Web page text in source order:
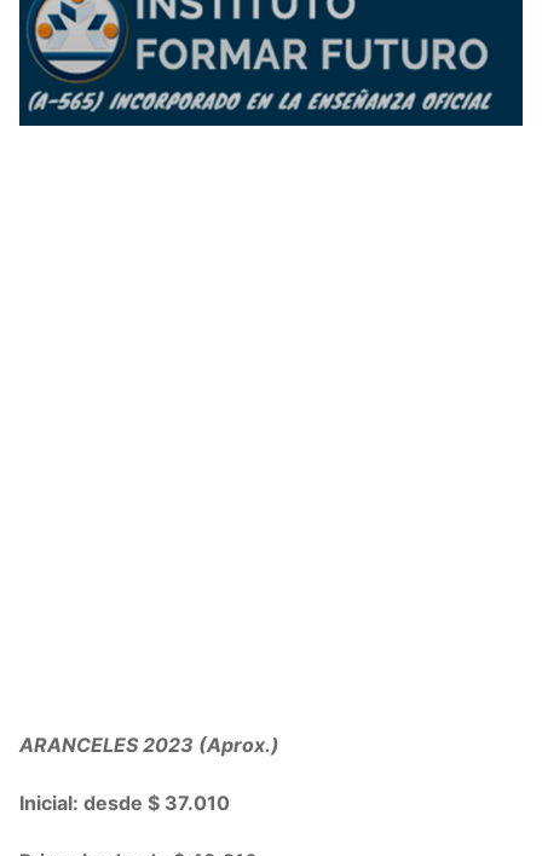
ARANCELES 2023 (Aprox.)
Inicial: desde $ 37.010